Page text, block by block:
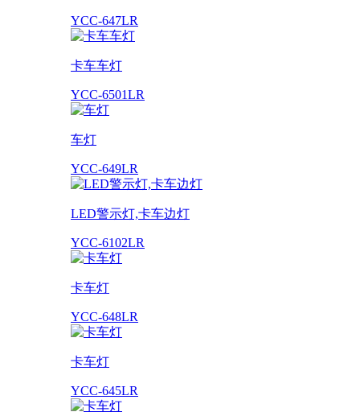
YCC-647LR
卡车车灯
YCC-6501LR
车灯
YCC-649LR
LED警示灯,卡车边灯
YCC-6102LR
卡车灯
YCC-648LR
卡车灯
YCC-645LR